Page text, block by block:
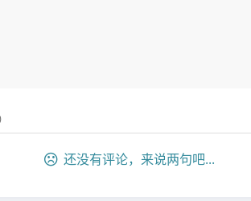
还没有评论，来说两句吧...